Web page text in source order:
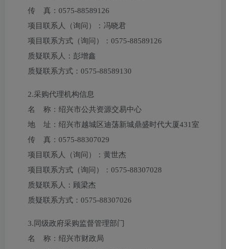
传 真： 0575-88589126
项目联系人（询问）： 冯晓君
项目联系方式（询问）： 0575-88589126
质疑联系人： 彭增鑫
质疑联系方式： 0575-88589130
2.采购代理机构信息
名 称： 绍兴市公共资源交易中心
地 址： 绍兴市越城区迪荡新城鼎盛时代大厦431室
传 真： 0575-88307029
项目联系人（询问）： 黄世杰
项目联系方式（询问）： 0575-88307028
质疑联系人： 顾梁杰
质疑联系方式： 0575-88307026
3. 同级政府采购监督管理部门
名 称：绍兴市财政局